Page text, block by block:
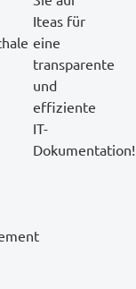
Iteas für
eine
transparente
und
effiziente
IT-
Dokumentation!